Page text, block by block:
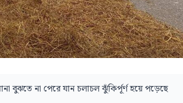
বুঝতে না পেরে যান চলাচল ঝুঁকির্পূর্ণ হয়ে পড়েছে